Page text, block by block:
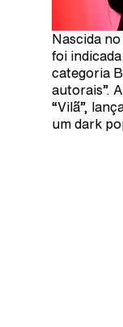
Nascida
foi
categoria
autorais”.
“Vilã”,
um dark